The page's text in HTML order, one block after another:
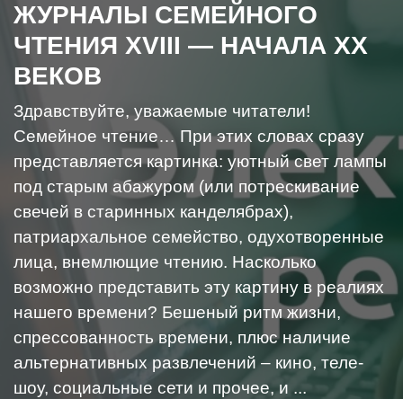
ЖУРНАЛЫ СЕМЕЙНОГО
ЧТЕНИЯ XVIII — НАЧАЛА XX
ВЕКОВ
Здравствуйте, уважаемые читатели!
Семейное чтение… При этих словах сразу
представляется картинка: уютный свет лампы
под старым абажуром (или потрескивание
свечей в старинных канделябрах),
патриархальное семейство, одухотворенные
лица, внемлющие чтению. Насколько
возможно представить эту картину в реалиях
нашего времени? Бешеный ритм жизни,
спрессованность времени, плюс наличие
альтернативных развлечений – кино, теле-
шоу, социальные сети и прочее, и ...